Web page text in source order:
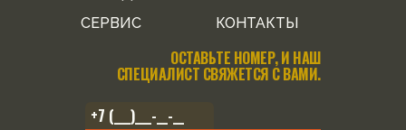
СЕРВИС
КОНТАКТЫ
ОСТАВЬТЕ НОМЕР, И НАШ
СПЕЦИАЛИСТ СВЯЖЕТСЯ С ВАМИ.